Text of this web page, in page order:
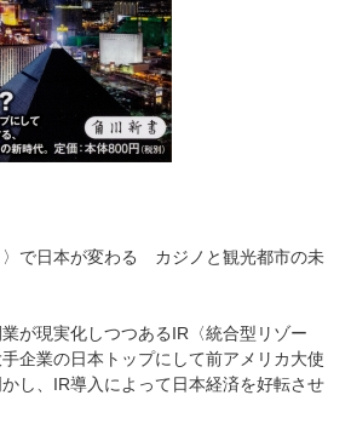
〉で日本が変わる カジノと観光都市の未
が現実化しつつあるIR〈統合型リゾー
企業の日本トップにして前アメリカ大使
し、IR導入によって日本経済を好転させ